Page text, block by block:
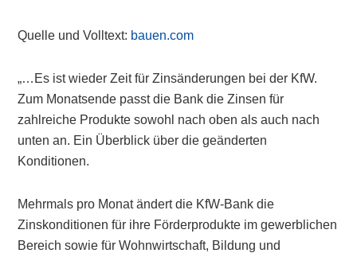
Quelle und Volltext: bauen.com
„…Es ist wieder Zeit für Zinsänderungen bei der KfW.
Zum Monatsende passt die Bank die Zinsen für
zahlreiche Produkte sowohl nach oben als auch nach
unten an. Ein Überblick über die geänderten
Konditionen.
Mehrmals pro Monat ändert die KfW-Bank die
Zinskonditionen für ihre Förderprodukte im gewerblichen
Bereich sowie für Wohnwirtschaft, Bildung und